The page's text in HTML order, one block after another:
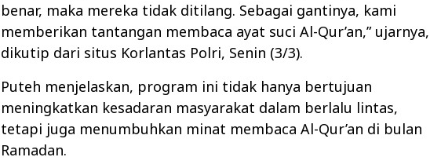
benar, maka mereka tidak ditilang. Sebagai gantinya, kami
memberikan tantangan membaca ayat suci Al-Qur’an,” ujarnya,
dikutip dari situs Korlantas Polri, Senin (3/3).
Puteh menjelaskan, program ini tidak hanya bertujuan
meningkatkan kesadaran masyarakat dalam berlalu lintas,
tetapi juga menumbuhkan minat membaca Al-Qur’an di bulan
Ramadan.